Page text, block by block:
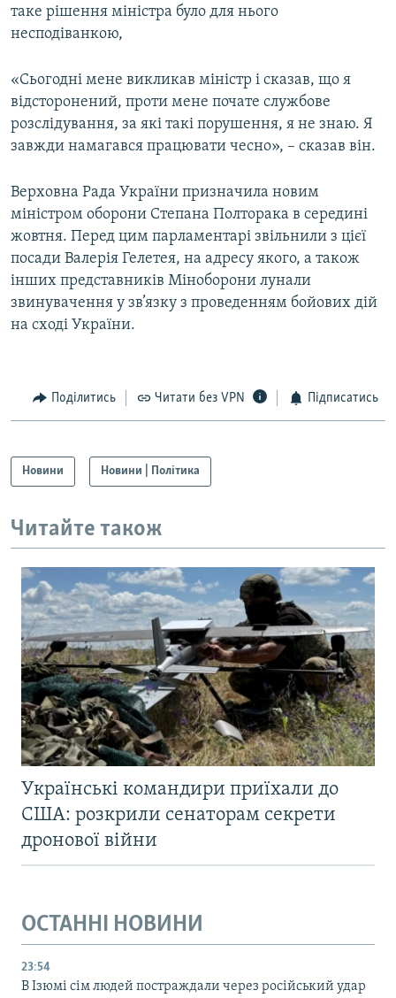
таке рішення міністра було для нього
несподіванкою,
«Сьогодні мене викликав міністр і сказав, що я
відсторонений, проти мене почате службове
розслідування, за які такі порушення, я не знаю. Я
завжди намагався працювати чесно», – сказав він.
Верховна Рада України призначила новим
міністром оборони Степана Полторака в середині
жовтня. Перед цим парламентарі звільнили з цієї
посади Валерія Гелетея, на адресу якого, а також
інших представників Міноборони лунали
звинувачення у зв’язку з проведенням бойових дій
на сході України.
Поділитись Читати без VPN Підписатись
Новини Новини | Політика
Читайте також
Українські командири приїхали до
США: розкрили сенаторам секрети
дронової війни
ОСТАННІ НОВИНИ
23:54
В Ізюмі сім людей постраждали через російський удар